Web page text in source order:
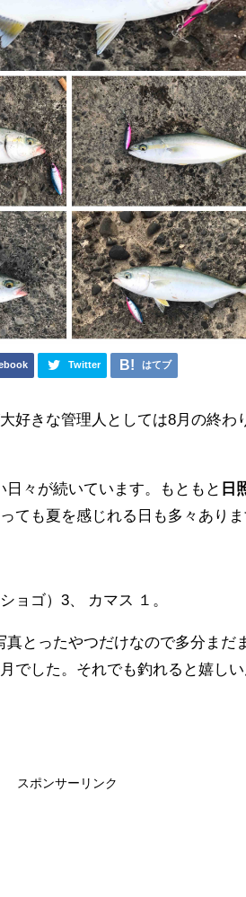
Twitter はてブ
好きな管理人としては8月の終わ
々が続いています。もともと 日
ても夏を感じれる日も多々ありま
ョゴ）3、 カマス １。
とったやつだけなので多分まだ
でした。それでも釣れると嬉しい
スポンサーリンク